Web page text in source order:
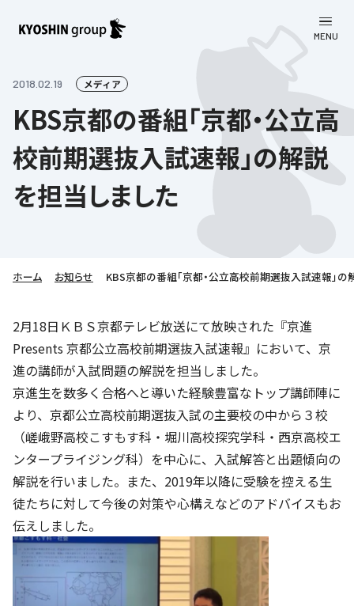
MENU
会社案内
会社案内
企業理念
Company’s Profile
沿革
社歌
本社所在地
京進グループが目指す姿
子会社および関係会社
フランチャイズ事業
ソーシャルメディア公式アカウント
事業一覧
学習塾
学習塾について
ライフキャリア
育児・暮らし
京進グループの事業所
京進グループについて
お客さま満足度向上の取り組み
人材育成の取り組み
CSRレポート
社会貢献活動
ミャンマーへの支援活動
オリジナルバッグプロジェクト
清華・京進発展フォーラム
立木奨学金
価値創造の取り組み
DX（デジタル変革）
株主・投資家向け情報
株主・株式関連情報
株主・投資家の皆さまへ
ビジョン／経営方針
連結業績・財務
IRカレンダー
ディスクロージャーポリシー
よくあるご質問
免責事項
採用情報
採用情報
京進リクルートInstagram
新卒採用情報
新卒採用デジタルパンフレット
中途採用
講師（アルバイト）募集
保育事業 採用
日本語教育事業 採用
介護事業 採用
お問い合わせ
利用規約
個人情報保護方針
特別警報発令時の授業について
Copyright © KYOSHIN Co., Ltd. All rights reserved.
2018.02.19 メディア
KBS京都の番組「京都・公立高
校前期選抜入試速報」の解説
を担当しました
ホーム お知らせ KBS京都の番組「京都・公立高校前期選抜入試速報」の
2月18日ＫＢＳ京都テレビ放送にて放映された『京進
Presents 京都公立高校前期選抜入試速報』において、京
進の講師が入試問題の解説を担当しました。
京進生を数多く合格へと導いた経験豊富なトップ講師陣に
より、京都公立高校前期選抜入試の主要校の中から３校
（嵯峨野高校こすもす科・堀川高校探究学科・西京高校エ
ンタープライジング科）を中心に、入試解答と出題傾向の
解説を行いました。また、2019年以降に受験を控える生
徒たちに対して今後の対策や心構えなどのアドバイスもお
伝えしました。